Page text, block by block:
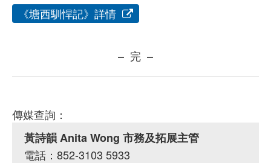
《塘西馴悍記》詳情
– 完 –
傳媒查詢：
黃詩韻 Anita Wong 市務及拓展主管
電話：852-3103 5933